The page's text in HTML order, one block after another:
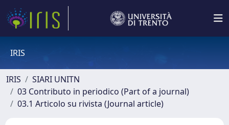
IRIS
IRIS
SIARI UNITN
03 Contributo in periodico (Part of a journal)
03.1 Articolo su rivista (Journal article)